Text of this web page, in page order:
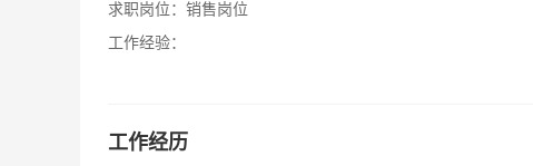
求职岗位： 销售岗位
工作经验：
工作经历